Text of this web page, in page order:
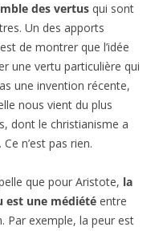
des vertus qui sont
Un des apports
de montrer que l’idée
une vertu particulière qui
une invention récente,
nous vient du plus
dont le christianisme a
n’est pas rien.
que pour Aristote, la
est une médiété entre
Par exemple, la peur est